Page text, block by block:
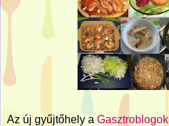
Az új gyűjtőhely a Gasztroblogok